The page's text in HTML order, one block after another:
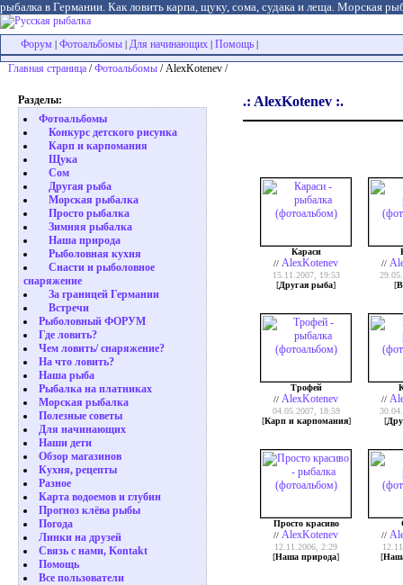
рыбалка в Германии. Как ловить карпа, щуку, сома, судака и леща. Морская
Форум Фотоальбомы Для начинающих Помощь
Главная страница /Фотоальбомы / AlexKotenev /
Разделы:
Фотоальбомы
Конкурс детского рисунка
Карп и карпомания
Щука
Сом
Другая рыба
Морская рыбалка
Просто рыбалка
Зимняя рыбалка
Наша природа
Рыболовная кухня
Снасти и рыболовное
снаряжение
За границей Германии
Встречи
Рыболовный ФОРУМ
Где ловить?
Чем ловить/ снаряжение?
На что ловить?
Наша рыба
Рыбалка на платниках
Морская рыбалка
Полезные советы
Для начинающих
Наши дети
Обзор магазинов
Кухня, рецепты
Разное
Карта водоемов и глубин
Прогноз клёва рыбы
Погода
Линки на друзей
Связь с нами, Kontakt
Помощь
Все пользователи
.: AlexKotenev :.
Караси
// AlexKotenev
15.11.2007, 19:53
[Другая рыба]
//
[
Трофей
// AlexKotenev
04.05.2007, 18:59
[Карп и карпомания]
//
[
Просто красиво
// AlexKotenev
12.11.2006, 2:29
[Наша природа]
//
[